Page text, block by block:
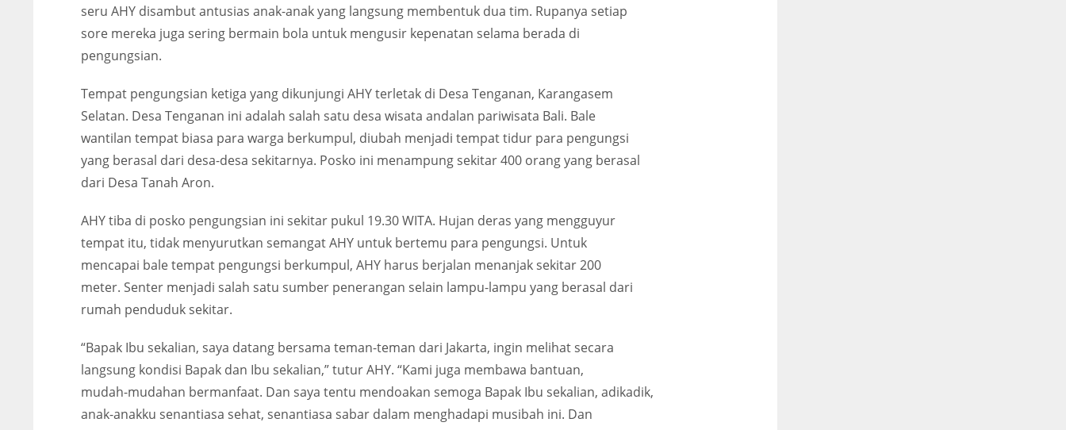
seru AHY disambut antusias anak-anak yang langsung membentuk dua tim. Rupanya setiap
sore mereka juga sering bermain bola untuk mengusir kepenatan selama berada di
pengungsian.
Tempat pengungsian ketiga yang dikunjungi AHY terletak di Desa Tenganan, Karangasem
Selatan. Desa Tenganan ini adalah salah satu desa wisata andalan pariwisata Bali. Bale
wantilan tempat biasa para warga berkumpul, diubah menjadi tempat tidur para pengungsi
yang berasal dari desa-desa sekitarnya. Posko ini menampung sekitar 400 orang yang berasal
dari Desa Tanah Aron.
AHY tiba di posko pengungsian ini sekitar pukul 19.30 WITA. Hujan deras yang mengguyur
tempat itu, tidak menyurutkan semangat AHY untuk bertemu para pengungsi. Untuk
mencapai bale tempat pengungsi berkumpul, AHY harus berjalan menanjak sekitar 200
meter. Senter menjadi salah satu sumber penerangan selain lampu-lampu yang berasal dari
rumah penduduk sekitar.
“Bapak Ibu sekalian, saya datang bersama teman-teman dari Jakarta, ingin melihat secara
langsung kondisi Bapak dan Ibu sekalian,” tutur AHY. “Kami juga membawa bantuan,
mudah-mudahan bermanfaat. Dan saya tentu mendoakan semoga Bapak Ibu sekalian, adikadik,
anak-anakku senantiasa sehat, senantiasa sabar dalam menghadapi musibah ini. Dan